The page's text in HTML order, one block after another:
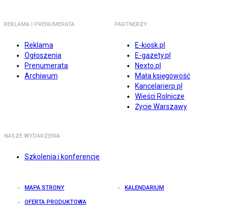
REKLAMA I PRENUMERATA
Reklama
Ogłoszenia
Prenumerata
Archiwum
PARTNERZY
E-kiosk.pl
E-gazety.pl
Nexto.pl
Mała księgowość
Kancelarierp.pl
Wieści Rolnicze
Życie Warszawy
NASZE WYDARZENIA
Szkolenia i konferencje
MAPA STRONY KALENDARIUM
OFERTA PRODUKTOWA